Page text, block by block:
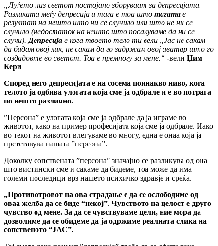
„Луѓето низ светот постојано зборуваат за депресијата.
Разликата меѓу депресија и тага е тоа што тагата е
резултат на нешто што ни се случило или што не ни се
случило (недостаток на нешто што посакуваме да ни се
случи). Депресија е кога твоето тело ти вели „Јас не сакам
да бидам овој лик, не сакам да го задржам овој аватар што го
создадовте во светот. Тоа е премногу за мене.“ -вели Џим
Кери
Според него депресијата е на сосема поинакво ниво, кога
телото ја одбива улогата која сме ја одбрале и е во потрага
по нешто различно.
”Персона” е улогата која сме ја одбрале да ја играме во
животот, како на пример професијата која сме ја одбрале. Иако
во текот на животот влегуваме во многу, една е онаа која ја
претставува нашата ”персона”.
Доколку сопствената ”персона” значајно се разликува од она
што вистински сме и сакаме да бидеме, тоа може да има
големи последици врз нашето психичко здравје и среќа.
„Противотровот на ова страдање е да се ослободиме од
оваа желба да се биде “некој”. Чувството на целост е друго
чувство од мене. За да се чувствуваме цели, ние мора да
дозволиме да се обидеме да ја одржиме реалната слика на
сопственото “ЈАС”.